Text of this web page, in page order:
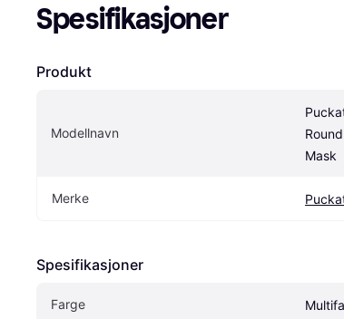
Spesifikasjoner
Produkt
Modellnavn
Mask
Merke
Spesifikasjoner
Farge